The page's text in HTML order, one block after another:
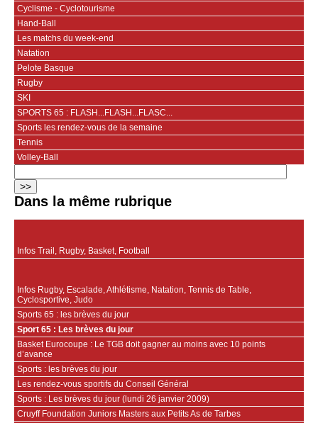
Cyclisme - Cyclotourisme
Hand-Ball
Les matchs du week-end
Natation
Pelote Basque
Rugby
SKI
SPORTS 65 : FLASH...FLASH...FLASC...
Sports les rendez-vous de la semaine
Tennis
Volley-Ball
Dans la même rubrique
Infos Trail, Rugby, Basket, Football
Infos Rugby, Escalade, Athlétisme, Natation, Tennis de Table,
Cyclosportive, Judo
Sports 65 : les brèves du jour
Sport 65 : Les brèves du jour
Basket Eurocoupe : Le TGB doit gagner au moins avec 10 points
d’avance
Sports : les brèves du jour
Les rendez-vous sportifs du Conseil Général
Sports : Les brèves du jour (lundi 26 janvier 2009)
Cruyff Foundation Juniors Masters aux Petits As de Tarbes